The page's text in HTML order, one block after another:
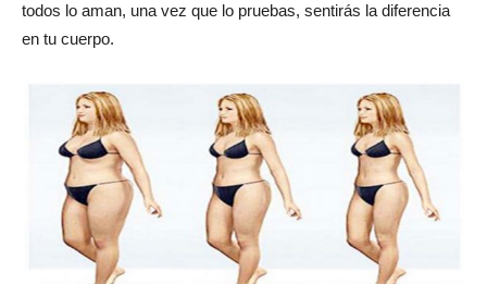
todos lo aman, una vez que lo pruebas, sentirás la diferencia
en tu cuerpo.